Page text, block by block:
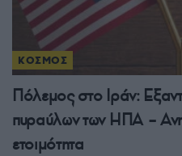
ΚΟΣΜΟΣ
Πόλεμος στο Ιράν:
πυραύλων των ΗΠΑ –
ετοιμότητα